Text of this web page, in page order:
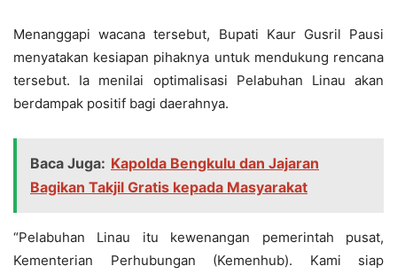
Menanggapi wacana tersebut, Bupati Kaur Gusril Pausi
menyatakan kesiapan pihaknya untuk mendukung rencana
tersebut. Ia menilai optimalisasi Pelabuhan Linau akan
berdampak positif bagi daerahnya.
Baca Juga: Kapolda Bengkulu dan Jajaran
Bagikan Takjil Gratis kepada Masyarakat
“Pelabuhan Linau itu kewenangan pemerintah pusat,
Kementerian Perhubungan (Kemenhub). Kami siap